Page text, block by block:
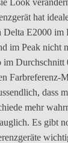
hat
Delta E2000 im
im Peak nicht
im Durchschnitt
Farbreferenz-
dass
mehr
Es gibt